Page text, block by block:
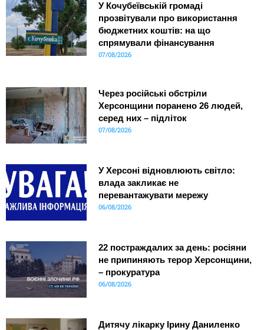
У Кочубеївській громаді
прозвітували про використання
бюджетних коштів: на що
спрямували фінансування
07/08/2026
Через російські обстріли
Херсонщини поранено 26 людей,
серед них – підліток
07/08/2026
У Херсоні відновлюють світло:
влада закликає не
перевантажувати мережу
06/08/2026
22 постраждалих за день: росіяни
не припиняють терор Херсонщини,
– прокуратура
06/08/2026
Дитячу лікарку Ірину Даниленко